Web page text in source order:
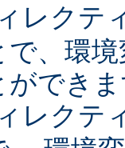
レクテ
で、環
ができ
レクテ